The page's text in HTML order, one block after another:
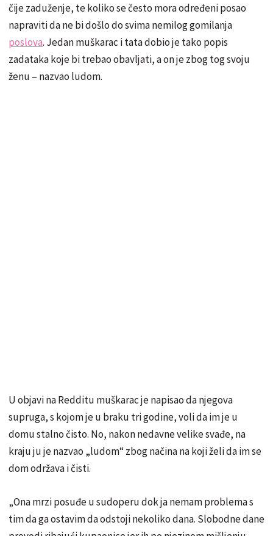
čije zaduženje, te koliko se često mora određeni posao
napraviti da ne bi došlo do svima nemilog gomilanja
poslova. Jedan muškarac i tata dobio je tako popis
zadataka koje bi trebao obavljati, a on je zbog tog svoju
ženu – nazvao ludom.
U objavi na Redditu muškarac je napisao da njegova
supruga, s kojom je u braku tri godine, voli da im je u
domu stalno čisto. No, nakon nedavne velike svađe, na
kraju ju je nazvao „ludom“ zbog načina na koji želi da im se
dom održava i čisti.
„Ona mrzi posuđe u sudoperu dok ja nemam problema s
tim da ga ostavim da odstoji nekoliko dana. Slobodne dane